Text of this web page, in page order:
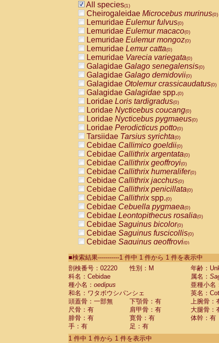
All species(1)
Cheirogaleidae Microcebus murinus(0)
Lemuridae Eulemur fulvus(0)
Lemuridae Eulemur macaco(0)
Lemuridae Eulemur mongoz(0)
Lemuridae Lemur catta(0)
Lemuridae Varecia variegata(0)
Galagidae Galago senegalensis(0)
Galagidae Galago demidovii(0)
Galagidae Otolemur crassicaudatus(0)
Galagidae Galagidae spp.(0)
Loridae Loris tardigradus(0)
Loridae Nycticebus coucang(0)
Loridae Nycticebus pygmaeus(0)
Loridae Perodicticus potto(0)
Tarsiidae Tarsius syrichta(0)
Cebidae Callimico goeldii(0)
Cebidae Callithrix argentata(0)
Cebidae Callithrix geoffroyi(0)
Cebidae Callithrix humeralifer(0)
Cebidae Callithrix jacchus(0)
Cebidae Callithrix penicillata(0)
Cebidae Callithrixspp.(0)
Cebidae Cebuella pygmaea(0)
Cebidae Leontopithecus rosalia(0)
Cebidae Saguinus bicolor(0)
Cebidae Saguinus fuscicollis(0)
Cebidae Saguinus geoffroyi(0)
CebidaeSaguinus labiatus(0)
Cebidae Saguinus leucopus (0)
Cebidae
Cebidae
CebidaeSaguinus nigricollis (0)
Cebidae Saguinus oedipus
Cebidae Saguinus weddelli
Cebidae Saguinusspp.
Cebidae Aotus trivirgatus
Cebidae Cebus albifrons
■検索結果-----------1 件中 1 件から 1 件を表示中
剖検番号：02220
性別：M
年齢：
科名：Cebidae
属名：
種小名： oedipus
亜種小名
和名：ワタボウシパンシェ
英名：
頭蓋骨：一部無
下顎骨：有
上腕骨：
尺骨：有
肩甲骨：有
大腿骨：
腓骨：有
寛骨：有
体幹：有
手：有
足：有
1 件中 1 件から 1 件を表示中